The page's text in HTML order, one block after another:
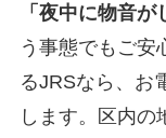
「夜中に物音
う事態でもご安
るJRSなら、お
します。区内の